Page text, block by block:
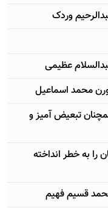
وردک
عظیمی
محمد اسماعیل
بودجه سال 1390، همچنان تبعیض آمیز و
را به خطر انداخته
قسیم فهیم